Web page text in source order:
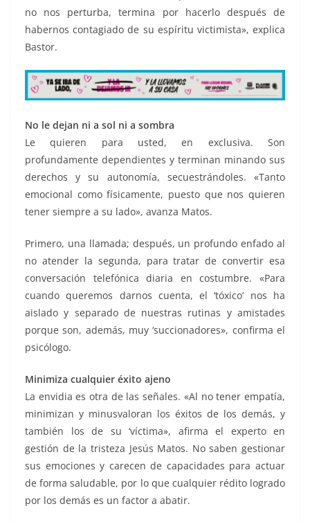
no nos perturba, termina por hacerlo después de
habernos contagiado de su espíritu victimista», explica
Bastor.
No le dejan ni a sol ni a sombra
Le quieren para usted, en exclusiva. Son
profundamente dependientes y terminan minando sus
derechos y su autonomía, secuestrándoles. «Tanto
emocional como físicamente, puesto que nos quieren
tener siempre a su lado», avanza Matos.
Primero, una llamada; después, un profundo enfado al
no atender la segunda, para tratar de convertir esa
conversación telefónica diaria en costumbre. «Para
cuando queremos darnos cuenta, el ‘tóxico’ nos ha
aislado y separado de nuestras rutinas y amistades
porque son, además, muy ‘succionadores», confirma el
psicólogo.
Minimiza cualquier éxito ajeno
La envidia es otra de las señales. «Al no tener empatía,
minimizan y minusvaloran los éxitos de los demás, y
también los de su ‘víctima», afirma el experto en
gestión de la tristeza Jesús Matos. No saben gestionar
sus emociones y carecen de capacidades para actuar
de forma saludable, por lo que cualquier rédito logrado
por los demás es un factor a abatir.